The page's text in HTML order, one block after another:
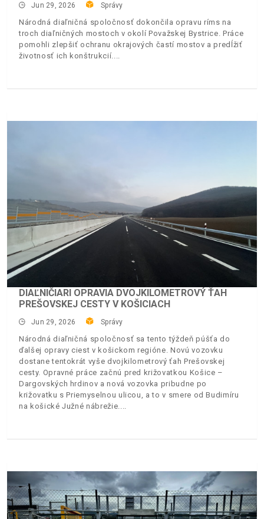
Jun 29, 2026 Správy
Národná diaľničná spoločnosť dokončila opravu ríms na
troch diaľničných mostoch v okolí Považskej Bystrice. Práce
pomohli zlepšiť ochranu okrajových častí mostov a predĺžiť
životnosť ich konštrukcií.
DIAĽNIČIARI OPRAVIA DVOJKILOMETROVÝ ŤAH
PREŠOVSKEJ CESTY V KOŠICIACH
Jun 29, 2026 Správy
Národná diaľničná spoločnosť sa tento týždeň púšťa do
ďalšej opravy ciest v košickom regióne. Novú vozovku
dostane tentokrát vyše dvojkilometrový ťah Prešovskej
cesty. Opravné práce začnú pred križovatkou Košice –
Dargovských hrdinov a nová vozovka pribudne po
križovatku s Priemyselnou ulicou, a to v smere od Budimíru
na košické Južné nábrežie.